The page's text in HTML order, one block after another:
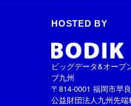
HOSTED BY
ビッグデータ&オープ
ブ九州
〒814-0001 福岡市早
公益財団法人九州先